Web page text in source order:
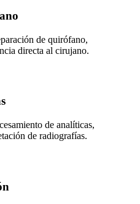
de quirófano,
directa al cirujano.
de analíticas,
de radiografías.